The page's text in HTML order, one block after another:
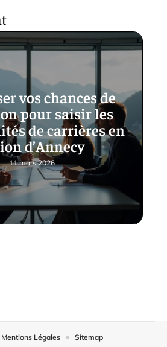
vos chances de
pour saisir les
de carrières en
d’Annecy
11 mars 2026
Mentions Légales Sitemap